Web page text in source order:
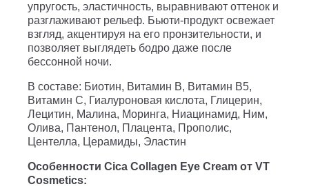
упругость, эластичность, выравнивают оттенок и
разглаживают рельеф. Бьюти-продукт освежает
взгляд, акцентируя на его пронзительности, и
позволяет выглядеть бодро даже после
бессонной ночи.
В составе: Биотин, Витамин B, Витамин B5,
Витамин C, Гиалуроновая кислота, Глицерин,
Лецитин, Малина, Моринга, Ниацинамид, Ним,
Олива, Пантенол, Плацента, Прополис,
Центелла, Церамиды, Эластин
Особенности Cica Collagen Eye Cream от VT
Cosmetics: